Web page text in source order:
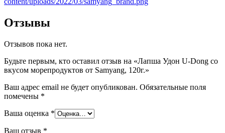
Отзывы
Отзывов пока нет.
Будьте первым, кто оставил отзыв на «Лапша Удон U-Dong со
вкусом морепродуктов от Samyang, 120г.»
Ваш адрес email не будет опубликован. Обязательные поля
помечены *
Ваша оценка *
Ваш отзыв *